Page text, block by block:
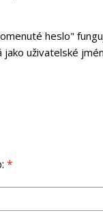
heslo"
jako uživatelské
*